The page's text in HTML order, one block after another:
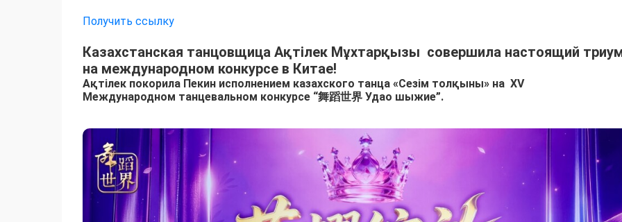
Получить ссылку
Казахстанская танцовщица Ақтілек Мұхтарқызы совершила настоящий
на международном конкурсе в Китае!
Ақтілек покорила Пекин исполнением казахского танца «Сезім толқыны» на XV
Международном танцевальном конкурсе “舞蹈世界 Удао шыжие”.